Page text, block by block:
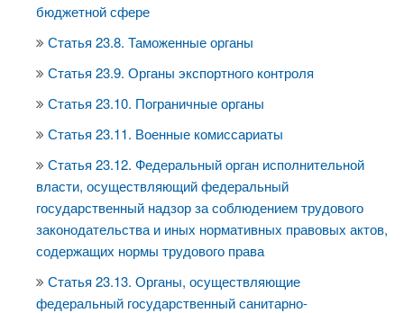
бюджетной сфере
Статья 23.8. Таможенные органы
Статья 23.9. Органы экспортного контроля
Статья 23.10. Пограничные органы
Статья 23.11. Военные комиссариаты
Статья 23.12. Федеральный орган исполнительной
власти, осуществляющий федеральный
государственный надзор за соблюдением трудового
законодательства и иных нормативных правовых актов,
содержащих нормы трудового права
Статья 23.13. Органы, осуществляющие
федеральный государственный санитарно-